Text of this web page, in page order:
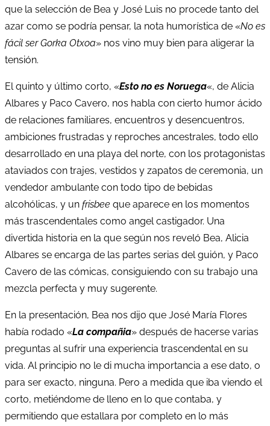
que la selección de Bea y José Luis no procede tanto del
azar como se podría pensar, la nota humorística de «No es
fácil ser Gorka Otxoa» nos vino muy bien para aligerar la
tensión.
El quinto y último corto, «Esto no es Noruega«, de Alicia
Albares y Paco Cavero, nos habla con cierto humor ácido
de relaciones familiares, encuentros y desencuentros,
ambiciones frustradas y reproches ancestrales, todo ello
desarrollado en una playa del norte, con los protagonistas
ataviados con trajes, vestidos y zapatos de ceremonia, un
vendedor ambulante con todo tipo de bebidas
alcohólicas, y un frisbee que aparece en los momentos
más trascendentales como angel castigador. Una
divertida historia en la que según nos reveló Bea, Alicia
Albares se encarga de las partes serias del guión, y Paco
Cavero de las cómicas, consiguiendo con su trabajo una
mezcla perfecta y muy sugerente.
En la presentación, Bea nos dijo que José María Flores
había rodado «La compañia» después de hacerse varias
preguntas al sufrir una experiencia trascendental en su
vida. Al principio no le di mucha importancia a ese dato, o
para ser exacto, ninguna. Pero a medida que iba viendo el
corto, metiéndome de lleno en lo que contaba, y
permitiendo que estallara por completo en lo más